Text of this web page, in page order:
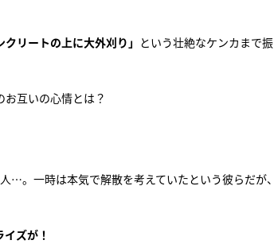
クリートの上に大外刈り」 という壮絶なケンカまで振
互いの心情とは？
…。一時は本気で解散を考えていたという彼らだが、
ズが！